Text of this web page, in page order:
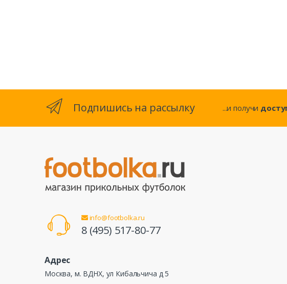
Подпишись на рассылку ...и получи
info@footbolka.ru
8 (495) 517-80-77
Адрес
Москва, м. ВДНХ, ул Кибальчича д 5